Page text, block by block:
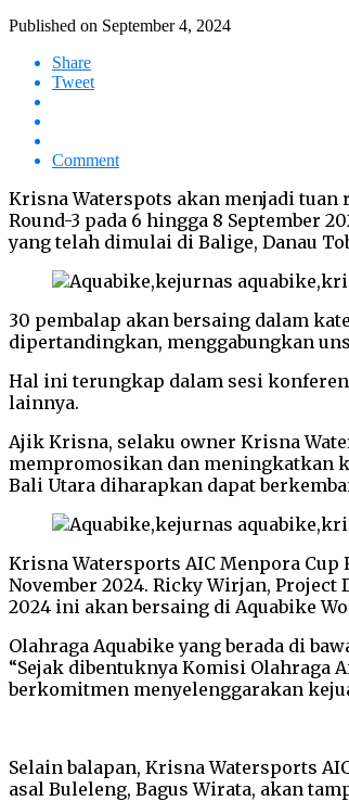
Published on September 4, 2024
Share
Tweet
Comment
Krisna Waterspots akan menjadi
Round-3 pada 6 hingga 8 September
yang telah dimulai di Balige, Danau
30 pembalap akan bersaing dalam
dipertandingkan, menggabungkan
Hal ini terungkap dalam sesi
lainnya.
Ajik Krisna, selaku owner Krisna
mempromosikan dan meningkatkan
Bali Utara diharapkan dapat
Krisna Watersports AIC Menpora
November 2024. Ricky Wirjan,
2024 ini akan bersaing di Aquabike
Olahraga Aquabike yang berada di
“Sejak dibentuknya Komisi Olahraga
berkomitmen menyelenggarakan
Selain balapan, Krisna Watersports
asal Buleleng, Bagus Wirata, akan